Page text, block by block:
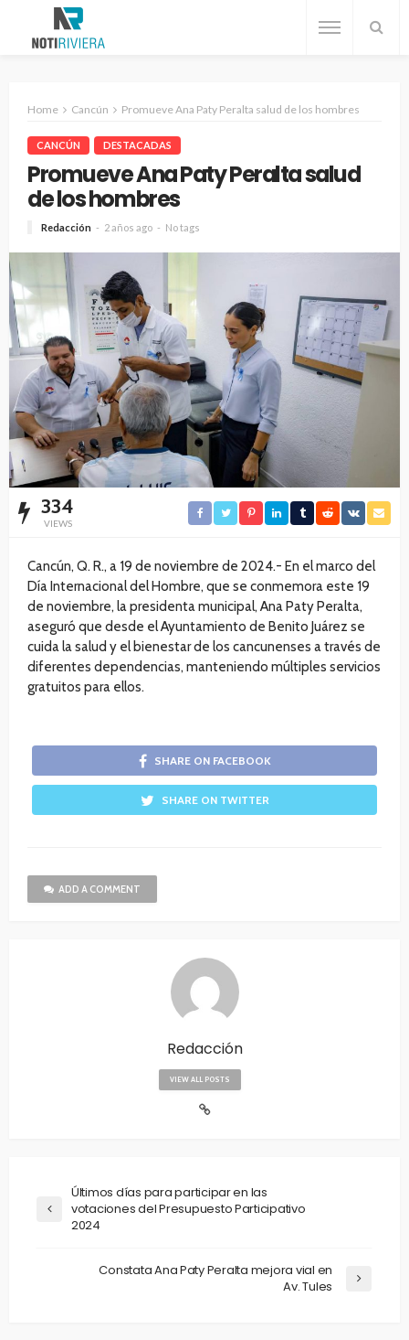
Home Cancún Promueve Ana Paty Peralta salud de los hombres
CANCÚN DESTACADAS
Promueve Ana Paty Peralta salud
de los hombres
Redacción 2 años ago No tags
334
VIEWS
Cancún, Q. R., a 19 de noviembre de 2024.- En el marco del
Día Internacional del Hombre, que se conmemora este 19
de noviembre, la presidenta municipal, Ana Paty Peralta,
aseguró que desde el Ayuntamiento de Benito Juárez se
cuida la salud y el bienestar de los cancunenses a través de
diferentes dependencias, manteniendo múltiples servicios
gratuitos para ellos.
SHARE ON FACEBOOK
SHARE ON TWITTER
ADD A COMMENT
Redacción
VIEW ALL POSTS
Últimos días para participar en las
votaciones del Presupuesto Participativo
2024
Constata Ana Paty Peralta mejora vial en
Av. Tules